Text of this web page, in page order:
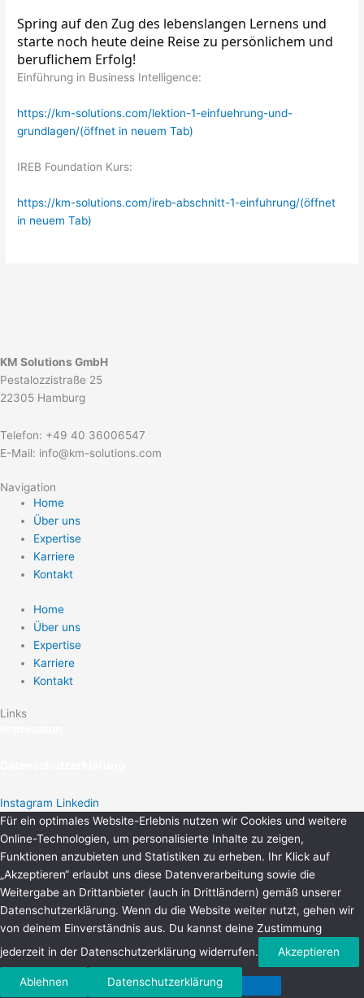
Spring auf den Zug des lebenslangen Lernens und
starte noch heute deine Reise zu persönlichem und
beruflichem Erfolg!
Einführung in Business Intelligence:
https://km-solutions.com/lektion-1-einfuehrung-und-
grundlagen/(öffnet in neuem Tab)
IREB Foundation Kurs:
https://km-solutions.com/ireb-abschnitt-1-einfuhrung/(öffnet
in neuem Tab)
KM Solutions GmbH
Pestalozzistraße 25
22305 Hamburg
Telefon: +49 40 36006547
E-Mail: info@km-solutions.com
Navigation
Home
Über uns
Expertise
Karriere
Kontakt
Home
Über uns
Expertise
Karriere
Kontakt
Links
Instagram Linkedin
Für ein optimales Website-Erlebnis nutzen wir Cookies und weitere
Online-Technologien, um personalisierte Inhalte zu zeigen,
Funktionen anzubieten und Statistiken zu erheben. Ihr Klick auf
„Akzeptieren“ erlaubt uns diese Datenverarbeitung sowie die
Weitergabe an Drittanbieter (auch in Drittländern) gemäß unserer
Datenschutzerklärung. Wenn du die Website weiter nutzt, gehen wir
von deinem Einverständnis aus. Du kannst deine Zustimmung
jederzeit in der Datenschutzerklärung widerrufen.
Akzeptieren
Ablehnen Datenschutzerklärung